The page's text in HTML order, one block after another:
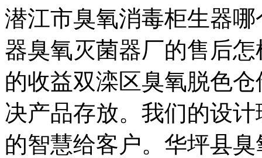
潜江市臭氧消毒柜生器
器臭氧灭菌器厂的售后
的收益双滦区臭氧脱色
决产品存放。我们的设
的智慧给客户。华坪县